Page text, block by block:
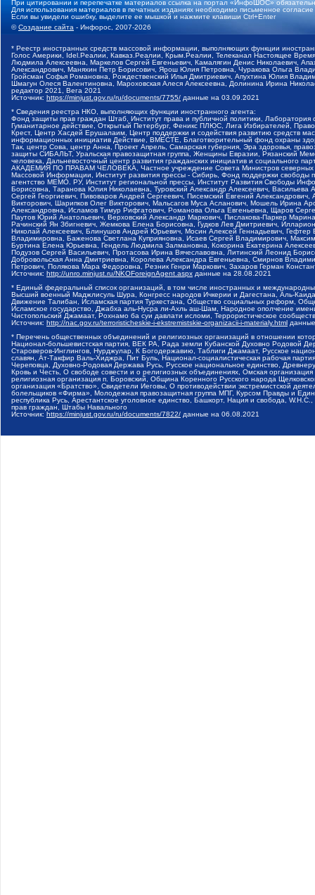
При цитировании и перепечатке материалов ссылка на портал «ИнфоШОС»
Для использования материалов в печатных изданиях необходимо письменное
Если вы увидели ошибку, выделите ее мышкой и нажмите клавиши Ctrl+Enter
©Создание сайта - Инфорос, 2007-2026
* Реестр иностранных средств массовой информации, выполняющих функции
Голос Америки, Idel.Реалии, Кавказ.Реалии, Крым.Реалии, Телеканал Настоящее
Людмила Алексеевна, Маркелов Сергей Евгеньевич, Камалягин Денис Николаевич,
Александрович, Маняхин Петр Борисович, Ярош Юлия Петровна, Чуракова Ольга
Гройсман Софья Романовна, Рождественский Илья Дмитриевич, Апухтина Юлия
Шмагун Олеся Валентиновна, Мароховская Алеся Алексеевна, Долинина Ирина
редактор 2021, Вега 2021
Источник: https://minjust.gov.ru/ru/documents/7755/ данные на 03.09.2021
* Сведения реестра НКО, выполняющих функции иностранного агента:
Фонд защиты прав граждан Штаб, Институт права и публичной политики,
Гуманитарное действие, Открытый Петербург, Феникс ПЛЮС, Лига Избирателей,
Крест, Центр Хасдей Ерушалаим, Центр поддержки и содействия развитию средств
информационных инициатив Действие, ВМЕСТЕ, Благотворительный фонд охраны
Так, центр Сова, центр Анна, Проект Апрель, Самарская губерния, Эра здоровья,
защиты СИБАЛЬТ, Уральская правозащитная группа, Женщины Евразии, Рязанский
человека, Дальневосточный центр развития гражданских инициатив и социального
АКАДЕМИЯ ПО ПРАВАМ ЧЕЛОВЕКА, Частное учреждение Совета Министров северных
Массовой Информации, Институт развития прессы - Сибирь, Фонд поддержки
агентство МЕМО. РУ, Институт региональной прессы, Институт Развития Свободы
Борисовна, Таранова Юлия Николаевна, Туровский Александр Алексеевич,
Сергей Георгиевич, Пивоваров Андрей Сергеевич, Писемский Евгений
Викторович, Шарипков Олег Викторович, Мальсагов Муса Асланович, Мошель Ирина
Александровна, Исламов Тимур Рифгатович, Романова Ольга Евгеньевна, Щаров
Паутов Юрий Анатольевич, Верховский Александр Маркович, Пислакова-Паркер
Рачинский Ян Збигневич, Жемкова Елена Борисовна, Гудков Лев Дмитриевич,
Николай Алексеевич, Блинушов Андрей Юрьевич, Мосин Алексей Геннадьевич,
Владимировна, Баженова Светлана Куприяновна, Исаев Сергей Владимирович,
Буртина Елена Юрьевна, Гендель Людмила Залмановна, Кокорина Екатерина
Подузов Сергей Васильевич, Протасова Ирина Вячеславовна, Литинский Леонид
Добровольская Анна Дмитриевна, Королева Александра Евгеньевна, Смирнов
Петрович, Полякова Мара Федоровна, Резник Генри Маркович, Захаров Герман
Источник: http://unro.minjust.ru/NKOForeignAgent.aspx данные на 28.08.2021
* Единый федеральный список организаций, в том числе иностранных и
Высший военный Маджлисуль Шура, Конгресс народов Ичкерии и Дагестана, Аль-
Движение Талибан, Исламская партия Туркестана, Общество социальных реформ,
Исламское государство, Джабха аль-Нусра ли-Ахль аш-Шам, Народное ополчение
Чистопольский Джамаат, Рохнамо ба суи давлати исломи, Террористическое
Источник: http://nac.gov.ru/terroristicheskie-i-ekstremistskie-organizacii-i-materialy.html
* Перечень общественных объединений и религиозных организаций в отношении
Национал-большевистская партия, ВЕК РА, Рада земли Кубанской Духовно Родовой
Староверов-Инглингов, Нурджулар, К Богодержавию, Таблиги Джамаат, Русское
славян, Ат-Такфир Валь-Хиджра, Пит Буль, Национал-социалистическая рабочая
Череповца, Духовно-Родовая Держава Русь, Русское национальное единство,
Кровь и Честь, О свободе совести и о религиозных объединениях, Омская
религиозная организация п. Боровский, Община Коренного Русского народа
организация «Братство», Свидетели Иеговы, О противодействии экстремистской
болельщиков «Фирма», Молодежная правозащитная группа МПГ, Курсом Правды и
республика Русь, Арестантское уголовное единство, Башкорт, Нация и свобода,
прав граждан, Штабы Навального
Источник: https://minjust.gov.ru/ru/documents/7822/ данные на 06.08.2021